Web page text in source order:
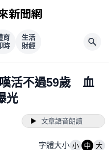
育
時
生活
財經
活不過59歲 血
光
文章語音朗讀
字體大小 小 中 大